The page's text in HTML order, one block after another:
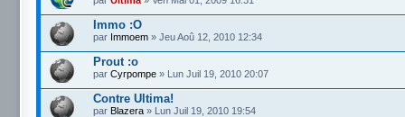
Immo :O
par Immoem » Jeu Aoû 12, 2010 12:34
Prout :o
par Cyrpompe » Lun Juil 19, 2010 20:07
Contre Ultima!
par Blazera » Lun Juil 19, 2010 19:54